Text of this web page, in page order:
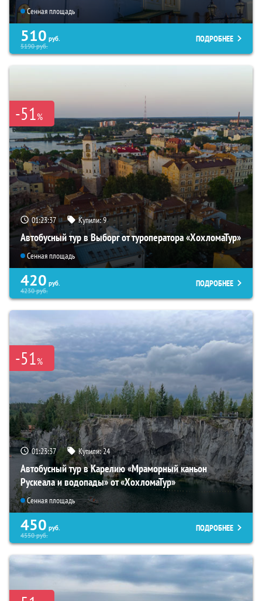
Сенная площадь
510 руб.
5190руб.
ПОДРОБНЕЕ
-51%
01:23:35 Купили:9
Автобусный тур в Выборг от туроператора «ХохломаТур»
Сенная площадь
420 руб.
4230руб.
ПОДРОБНЕЕ
-51%
01:23:35 Купили:24
Автобусный тур в Карелию «Мраморный каньон
Рускеала и водопады» от «ХохломаТур»
Сенная площадь
450 руб.
4550руб.
ПОДРОБНЕЕ